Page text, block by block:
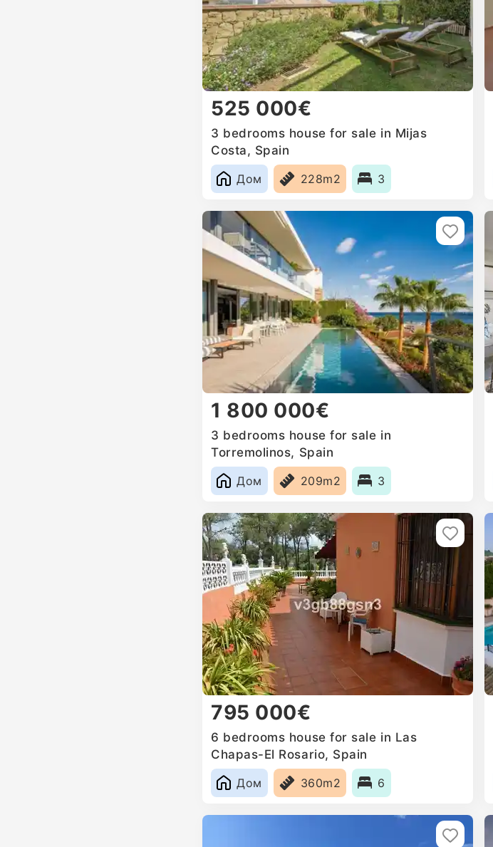
525 000€
3 bedrooms house for sale in Mijas
Costa, Spain
Дом
228m2 3
1 800 000€
3 bedrooms house for sale in
Torremolinos, Spain
Дом
209m2 3
795 000€
6 bedrooms house for sale in Las
Chapas-El Rosario, Spain
Дом
360m2 6